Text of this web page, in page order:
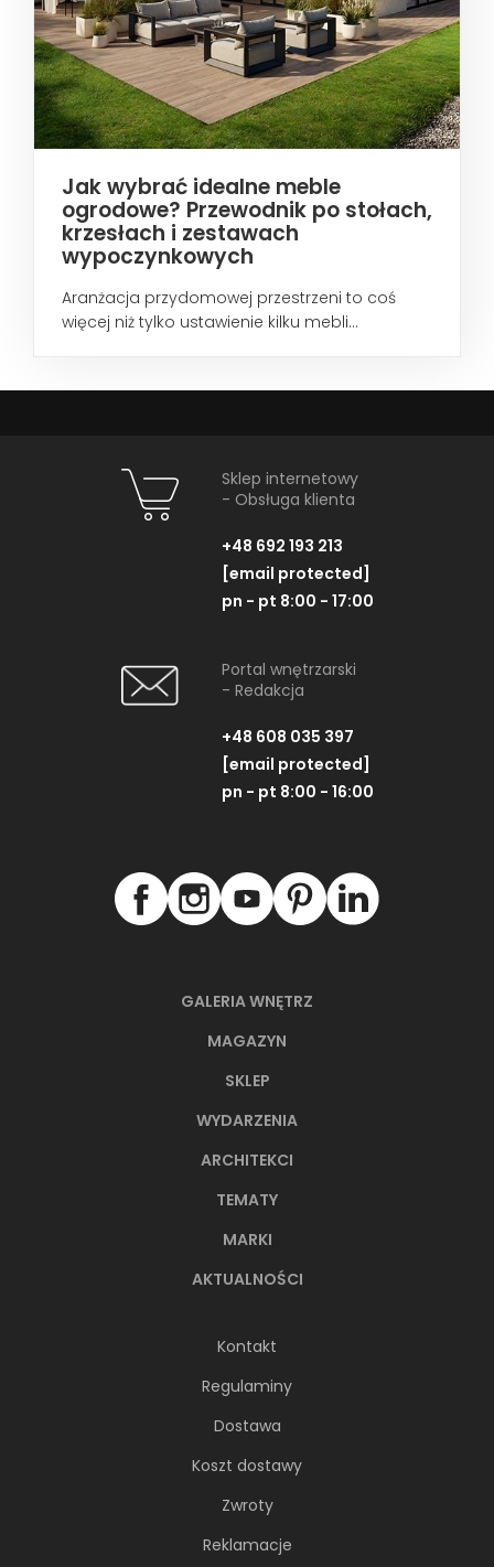
Jak wybrać idealne meble
ogrodowe? Przewodnik po stołach,
krzesłach i zestawach
wypoczynkowych
Aranżacja przydomowej przestrzeni to coś
więcej niż tylko ustawienie kilku mebli...
GALERIA WNĘTRZ
MAGAZYN
SKLEP
WYDARZENIA
ARCHITEKCI
TEMATY
MARKI
AKTUALNOŚCI
Kontakt
Regulaminy
Dostawa
Koszt dostawy
Zwroty
Reklamacje
Sklep internetowy
- Obsługa klienta
+48 692 193 213
[email protected]
pn - pt 8:00 - 17:00
Portal wnętrzarski
- Redakcja
+48 608 035 397
[email protected]
pn - pt 8:00 - 16:00